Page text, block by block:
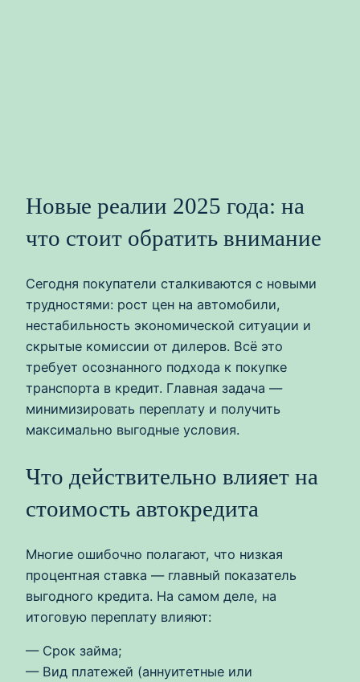
Новые реалии 2025 года: на
что стоит обратить внимание
Сегодня покупатели сталкиваются с новыми
трудностями: рост цен на автомобили,
нестабильность экономической ситуации и
скрытые комиссии от дилеров. Всё это
требует осознанного подхода к покупке
транспорта в кредит. Главная задача —
минимизировать переплату и получить
максимально выгодные условия.
Что действительно влияет на
стоимость автокредита
Многие ошибочно полагают, что низкая
процентная ставка — главный показатель
выгодного кредита. На самом деле, на
итоговую переплату влияют:
— Срок займа;
— Вид платежей (аннуитетные или